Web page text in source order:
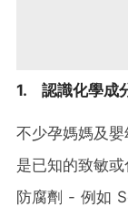
1. 認識化學成
不少孕媽媽及
是已知的致敏或
防腐劑 - 例如